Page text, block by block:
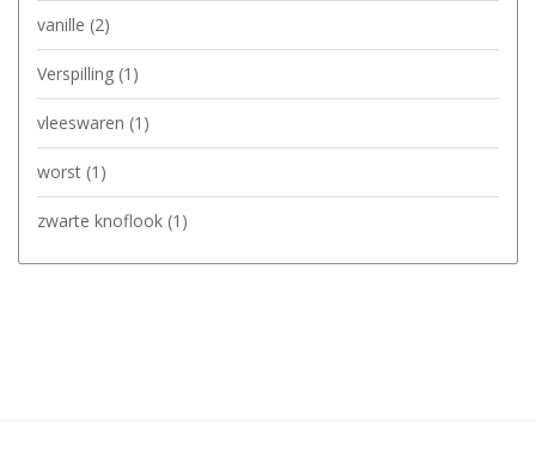
vanille (2)
Verspilling (1)
vleeswaren (1)
worst (1)
zwarte knoflook (1)